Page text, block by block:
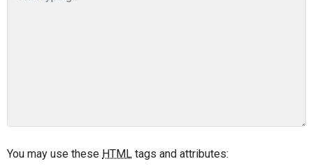
You may use these HTML tags and attributes: